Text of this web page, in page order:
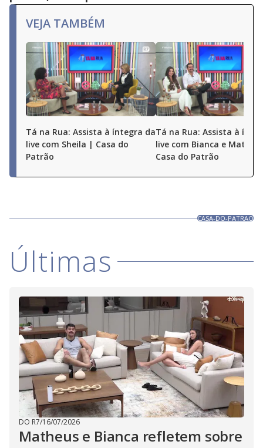
VEJA TAMBÉM
Tá na Rua: Assista à íntegra da
live com Sheila | Casa do
Patrão
Tá na Rua: Assista à
live com Bianca e
Casa do Patrão
CASA-DO-PATRAO
Últimas
DO R7/16/07/2026
Matheus e Bianca refletem sobre